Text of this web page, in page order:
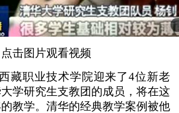
点击图片观看视频
职业技术学院迎来了4位新老
学研究生支教团的成员，将在这
教学。清华的经典教学案例被他